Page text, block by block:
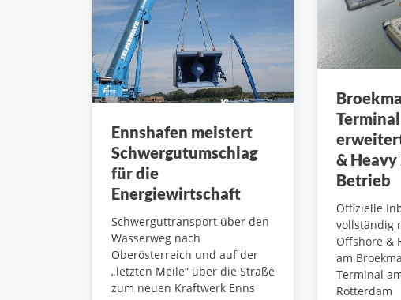
Ennshafen meistert
Schwergutumschlag
für die
Energiewirtschaft
Schwerguttransport über den
Wasserweg nach
Oberösterreich und auf der
„letzten Meile“ über die Straße
zum neuen Kraftwerk Enns
&
Betrieb
Offizielle
vollständig
Offshore &
am
Terminal
Rotterdam